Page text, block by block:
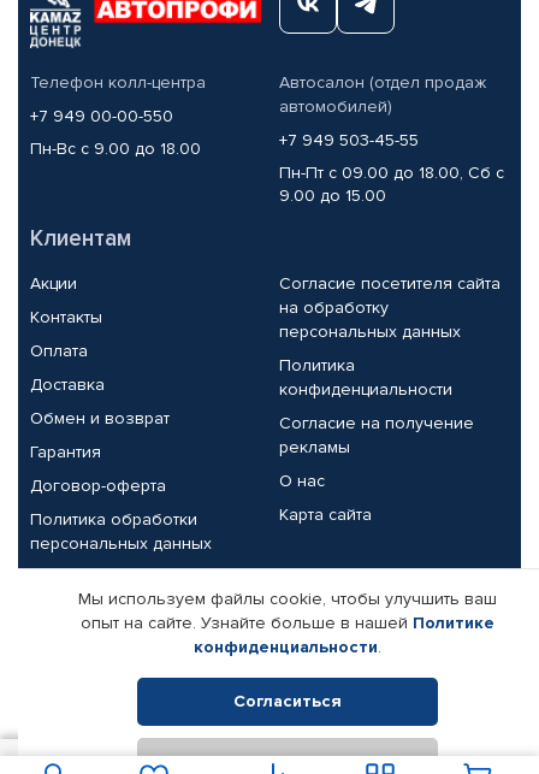
Телефон колл-центра
+7 949 00-00-550
Пн-Вс с 9.00 до 18.00
Автосалон (отдел продаж
автомобилей)
+7 949 503-45-55
Пн-Пт с 09.00 до 18.00, Сб с
9.00 до 15.00
Клиентам
Акции
Контакты
Оплата
Доставка
Обмен и возврат
Гарантия
Договор-оферта
Политика обработки
персональных данных
Согласие посетителя сайта
на обработку
персональных данных
Политика
конфиденциальности
Согласие на получение
рекламы
О нас
Карта сайта
Партнерам
Корпоративным клиентам
Поставщикам
Реквизиты компании
© КАМАЗ ЦЕНТР ДОНЕЦК, 2015-2026. Все права защищены.
Мы используем файлы cookie, чтобы улучшить ваш
опыт на сайте. Узнайте больше в нашей Политике
конфиденциальности.
Согласиться
Отклонить